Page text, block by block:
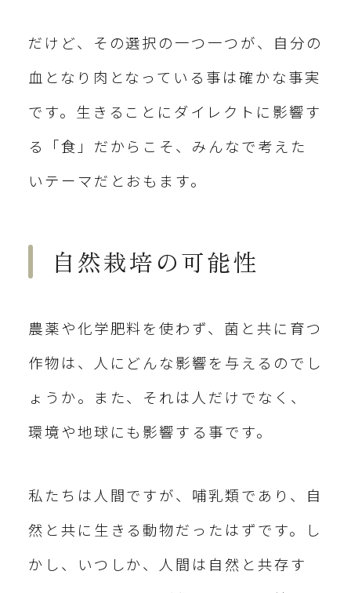
だけど、その選択の一つ一つが、自分の
血となり肉となっている事は確かな事実
です。生きることにダイレクトに影響す
る「食」だからこそ、みんなで考えた
いテーマだとおもます。
自然栽培の可能性
農薬や化学肥料を使わず、菌と共に育つ
作物は、人にどんな影響を与えるのでし
ょうか。また、それは人だけでなく、
環境や地球にも影響する事です。
私たちは人間ですが、哺乳類であり、自
然と共に生きる動物だったはずです。し
かし、いつしか、人間は自然と共存す